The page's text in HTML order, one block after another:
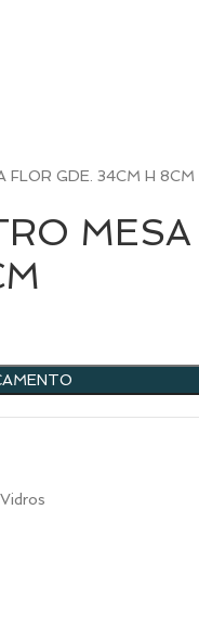
FLOR GDE. 34CM H 8CM
Vidros